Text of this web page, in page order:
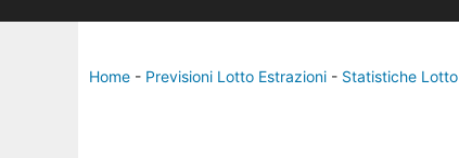
Home - Previsioni Lotto Estrazioni - Statistiche Lotto